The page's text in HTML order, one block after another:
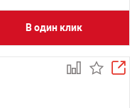
В один клик